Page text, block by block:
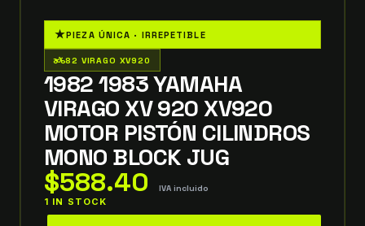
★PIEZA ÚNICA · IRREPETIBLE
two_wheeler82 VIRAGO XV920
1982 1983 YAMAHA
VIRAGO XV 920 XV920
MOTOR PISTÓN CILINDROS
MONO BLOCK JUG
$588.40 IVA incluido
1 IN STOCK